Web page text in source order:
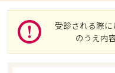
受診される際
のうえ内